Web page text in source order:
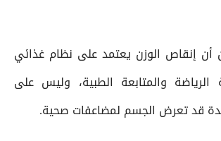
إنقاص الوزن يعتمد على نظام غذائي
الرياضة والمتابعة الطبية، وليس على
قد تعرض الجسم لمضاعفات صحية.